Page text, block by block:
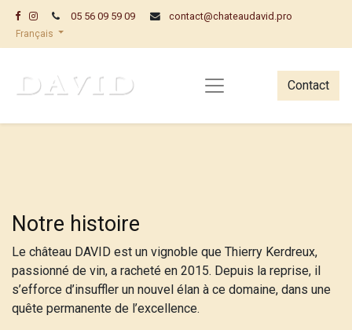
05 56 09 59 09 contact@chateaudavid.pro
Français
Contact
Notre histoire
Le château DAVID est un vignoble que Thierry Kerdreux,
passionné de vin, a racheté en 2015. Depuis la reprise, il
s’efforce d’insuffler un nouvel élan à ce domaine, dans une
quête permanente de l’excellence.